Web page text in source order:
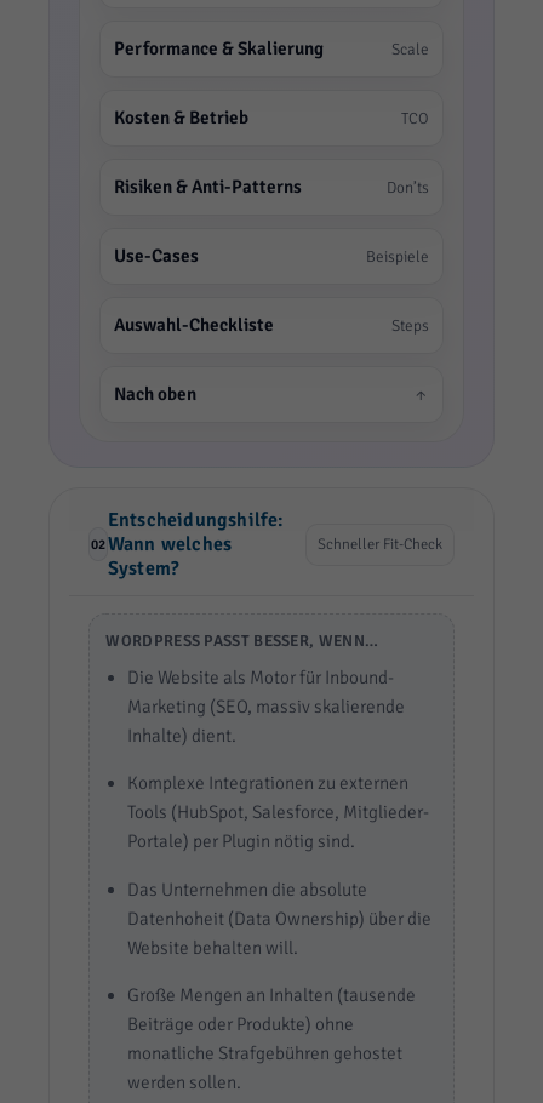
Performance & Skalierung Scale
Kosten & Betrieb TCO
Risiken & Anti-Patterns Don’ts
Use-Cases Beispiele
Auswahl-Checkliste Steps
Nach oben ↑
02
Entscheidungshilfe:
Wann welches
System?
Schneller Fit-Check
WORDPRESS PASST BESSER, WENN…
Die Website als Motor für Inbound-
Marketing (SEO, massiv skalierende
Inhalte) dient.
Komplexe Integrationen zu externen
Tools (HubSpot, Salesforce, Mitglieder-
Portale) per Plugin nötig sind.
Das Unternehmen die absolute
Datenhoheit (Data Ownership) über die
Website behalten will.
Große Mengen an Inhalten (tausende
Beiträge oder Produkte) ohne
monatliche Strafgebühren gehostet
werden sollen.